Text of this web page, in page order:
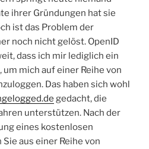
ihrer Gründungen hat sie
ist das Problem der
noch nicht gelöst. OpenID
dass ich mir lediglich ein
mich auf einer Reihe von
Das haben sich wohl
gedacht, die
unterstützen. Nach der
eines kostenlosen
aus einer Reihe von